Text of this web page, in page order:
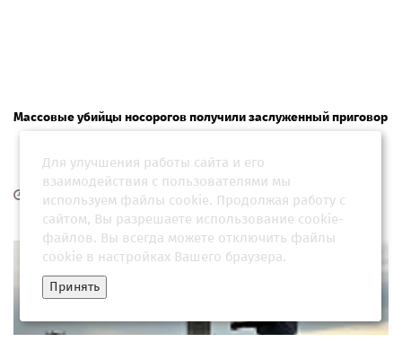
Массовые убийцы носорогов получили заслуженный приговор
19 июня 2026, 09:34
Для улучшения работы сайта и его
взаимодействия с пользователями мы
используем файлы cookie. Продолжая работу с
сайтом, Вы разрешаете использование cookie-
файлов. Вы всегда можете отключить файлы
cookie в настройках Вашего браузера.
Принять